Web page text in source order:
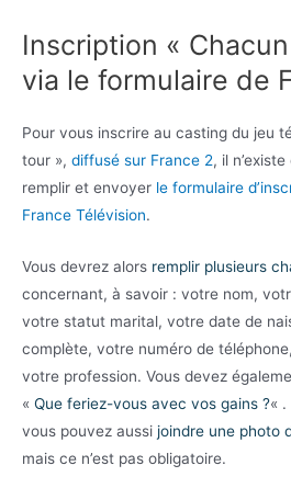
Inscription «
via le formulaire de
Pour vous inscrire au casting du jeu
tour », diffusé sur France 2, il
remplir et envoyer le formulaire
France Télévision.
Vous devrez alors remplir plusieurs
concernant, à savoir : votre nom,
votre statut marital, votre date de
complète, votre numéro de
votre profession. Vous devez
« Que feriez-vous avec vos gains ?«
vous pouvez aussi joindre une photo
mais ce n’est pas obligatoire.